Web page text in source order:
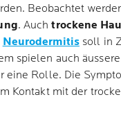
Beobachtet
. Auchtrockene
Neurodermitissoll in
spielen auch
eine Rolle. Die
Kontakt mit der